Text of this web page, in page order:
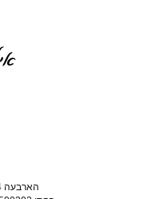
הארבעה 24, תל אביב | 03-7500300